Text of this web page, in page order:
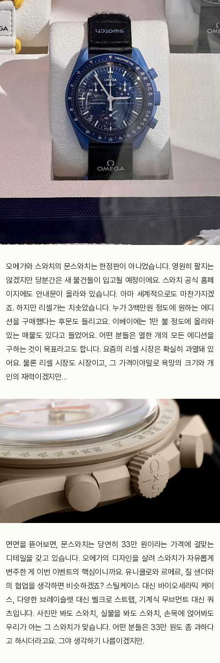
오메가와 스와치의 문스와치는 한정판이 아니었습니다. 영원히 팔지는
않겠지만 당분간은 새 물건들이 입고될 예정이에요. 스와치 공식 홈페
이지에도 안내문이 올라와 있습니다. 아마 세계적으로도 마찬가지겠
죠. 하지만 리셀가는 치솟았습니다. 누가 3백만원 정도에 원하는 에디
션을 구매했다는 후문도 들리고요. 이베이에는 1만 불 정도에 올라와
있는 매물도 있다고 들었어요. 어떤 분들은 열한 개의 모든 에디션을
구하는 것이 목표라고도 합니다. 요즘의 리셀 시장은 확실히 과열돼 있
어요. 물론 리셀 시장도 시장이고, 그 가격이야말로 욕망의 크기와 개
인의 재력이겠지만…
면면을 뜯어보면, 문스와치는 당연히 33만 원이라는 가격에 걸맞는
디테일을 갖고 있습니다. 오메가의 디자인을 살려 스와치가 자유롭게
변주한 게 이번 이벤트의 핵심이니까요. 유니클로와 르메르, 질 샌더와
의 협업을 생각하면 비슷하겠죠? 스틸케이스 대신 바이오세라믹 케이
스, 다양한 브레이슬렛 대신 벨크로 스트랩, 기계식 무브먼트 대신 쿼
츠입니다. 사진만 봐도 스와치, 실물을 봐도 스와치, 손목에 얹어봐도
우리가 아는 그 스와치가 맞습니다. 어떤 분들은 33만 원도 좀 과하다
고 하시더라고요. 그야 생각하기 나름이겠지만.